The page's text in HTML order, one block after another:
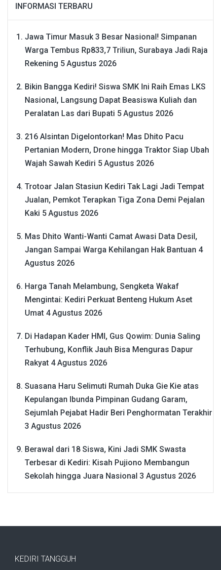
INFORMASI TERBARU
Jawa Timur Masuk 3 Besar Nasional! Simpanan
Warga Tembus Rp833,7 Triliun, Surabaya Jadi Raja
Rekening 5 Agustus 2026
Bikin Bangga Kediri! Siswa SMK Ini Raih Emas LKS
Nasional, Langsung Dapat Beasiswa Kuliah dan
Peralatan Las dari Bupati 5 Agustus 2026
216 Alsintan Digelontorkan! Mas Dhito Pacu
Pertanian Modern, Drone hingga Traktor Siap Ubah
Wajah Sawah Kediri 5 Agustus 2026
Trotoar Jalan Stasiun Kediri Tak Lagi Jadi Tempat
Jualan, Pemkot Terapkan Tiga Zona Demi Pejalan
Kaki 5 Agustus 2026
Mas Dhito Wanti-Wanti Camat Awasi Data Desil,
Jangan Sampai Warga Kehilangan Hak Bantuan 4
Agustus 2026
Harga Tanah Melambung, Sengketa Wakaf
Mengintai: Kediri Perkuat Benteng Hukum Aset
Umat 4 Agustus 2026
Di Hadapan Kader HMI, Gus Qowim: Dunia Saling
Terhubung, Konflik Jauh Bisa Menguras Dapur
Rakyat 4 Agustus 2026
Suasana Haru Selimuti Rumah Duka Gie Kie atas
Kepulangan Ibunda Pimpinan Gudang Garam,
Sejumlah Pejabat Hadir Beri Penghormatan Terakhir
3 Agustus 2026
Berawal dari 18 Siswa, Kini Jadi SMK Swasta
Terbesar di Kediri: Kisah Pujiono Membangun
Sekolah hingga Juara Nasional 3 Agustus 2026
KEDIRI TANGGUH